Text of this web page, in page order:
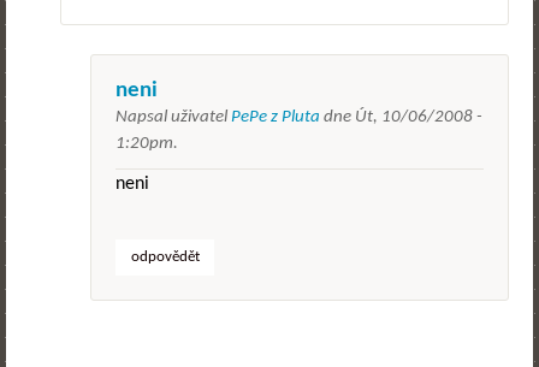
neni
Napsal uživatel PePe z Pluta dne Út, 10/06/2008 -
1:20pm.
neni
odpovědět